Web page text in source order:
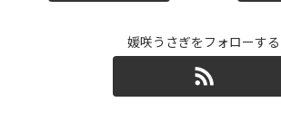
媛咲うさぎをフォローする